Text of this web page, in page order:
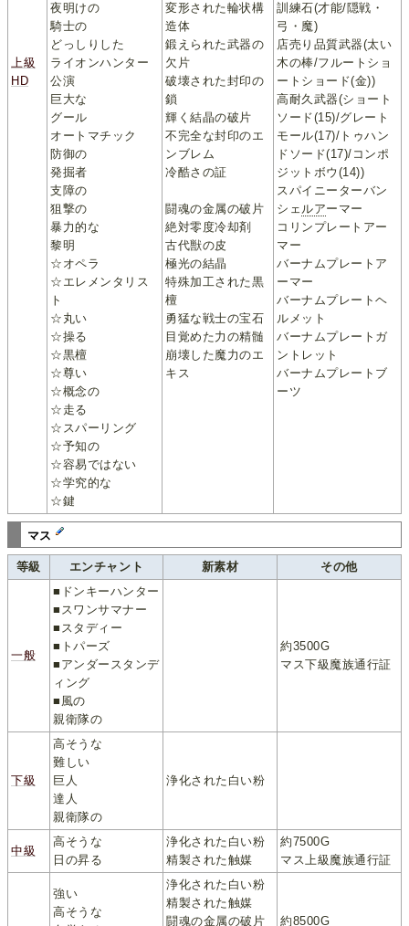
上級
HD
夜明けの
騎士の
どっしりした
ライオンハンター
公演
巨大な
グール
オートマチック
防御の
発掘者
支障の
狙撃の
暴力的な
黎明
☆オペラ
☆エレメンタリス
ト
☆丸い
☆操る
☆黒檀
☆尊い
☆概念の
☆走る
☆スパーリング
☆予知の
☆容易ではない
☆学究的な
☆鍵
変形された輪状構
造体
鍛えられた武器の
欠片
破壊された封印の
鎖
輝く結晶の破片
不完全な封印のエ
ンブレム
冷酷さの証
闘魂の金属の破片
絶対零度冷却剤
古代獣の皮
極光の結晶
特殊加工された黒
檀
勇猛な戦士の宝石
目覚めた力の精髄
崩壊した魔力のエ
キス
訓練石(才能/隠戦・
弓・魔)
店売り品質武器(太い
木の棒/フルートショ
ートショード(金))
高耐久武器(ショート
ソード(15)/グレート
モール(17)/トゥハン
ドソード(17)/コンポ
ジットボウ(14))
スパイニーターバン
シェ ルアーマー
コリンプレートアー
マー
バーナムプレートア
ーマー
バーナムプレートヘ
ルメット
バーナムプレートガ
ントレット
バーナムプレートブ
ーツ
マス
等級 エンチャント 新素材 その他
一般
■ドンキーハンター
■スワンサマナー
■スタディー
■トパーズ
■アンダースタンデ
ィング
■風の
親衛隊の
約3500G
マス下級魔族通行証
下級
高そうな
難しい
巨人
達人
親衛隊の
浄化された白い粉
中級
高そうな
日の昇る
浄化された白い粉
精製された触媒
約7500G
マス上級魔族通行証
強い
高そうな
浄化された白い粉
精製された触媒
闘魂の金属の破片
約8500G